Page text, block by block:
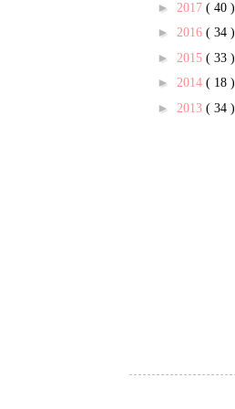
► 2017 ( 40 )
► 2016 ( 34 )
► 2015 ( 33 )
► 2014 ( 18 )
► 2013 ( 34 )